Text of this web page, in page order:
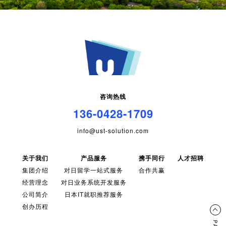
咨询热线
136-0428-1709
info@ust-solution.com
关于我们
集团介绍
经营理念
公司简介
创办历程
产品服务
对日留学一站式服务
对日业务系统开发服务
日本IT就职推荐服务
携手同行
合作共赢
人才招聘